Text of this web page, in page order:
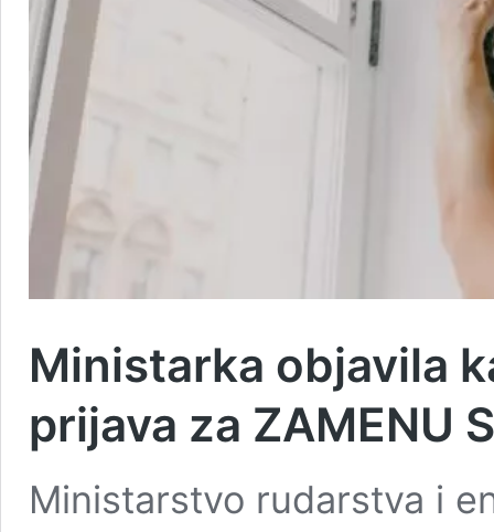
Ministarka objavila
prijava za ZAMENU
Ministarstvo rudarstva i